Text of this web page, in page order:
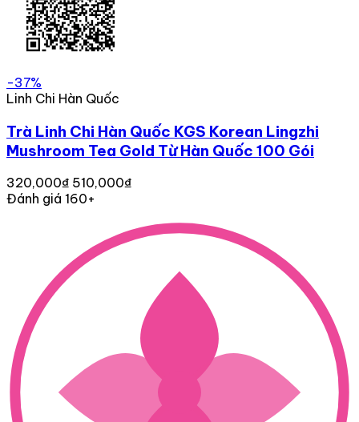
-37%
Linh Chi Hàn Quốc
Trà Linh Chi Hàn Quốc KGS Korean Lingzhi
Mushroom Tea Gold Từ Hàn Quốc 100 Gói
320,000₫ 510,000₫
Đánh giá 160+